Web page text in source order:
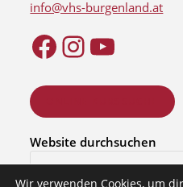
info@vhs-burgenland.at
Website durchsuchen
Wir verwenden Cookies, um